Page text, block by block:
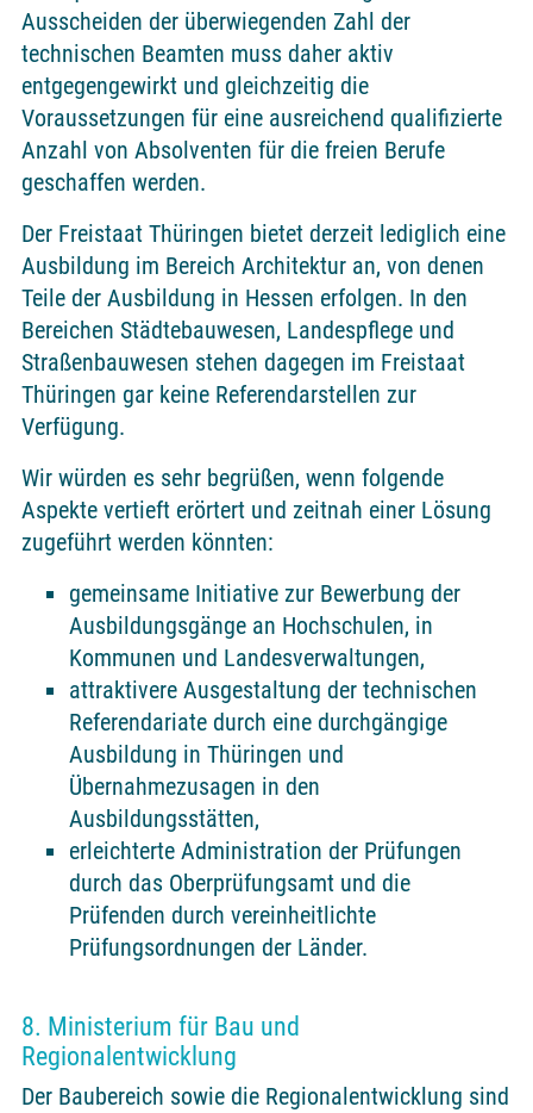
Ausscheiden der überwiegenden Zahl der
technischen Beamten muss daher aktiv
entgegengewirkt und gleichzeitig die
Voraussetzungen für eine ausreichend qualifizierte
Anzahl von Absolventen für die freien Berufe
geschaffen werden.
Der Freistaat Thüringen bietet derzeit lediglich eine
Ausbildung im Bereich Architektur an, von denen
Teile der Ausbildung in Hessen erfolgen. In den
Bereichen Städtebauwesen, Landespflege und
Straßenbauwesen stehen dagegen im Freistaat
Thüringen gar keine Referendarstellen zur
Verfügung.
Wir würden es sehr begrüßen, wenn folgende
Aspekte vertieft erörtert und zeitnah einer Lösung
zugeführt werden könnten:
gemeinsame Initiative zur Bewerbung der
Ausbildungsgänge an Hochschulen, in
Kommunen und Landesverwaltungen,
attraktivere Ausgestaltung der technischen
Referendariate durch eine durchgängige
Ausbildung in Thüringen und
Übernahmezusagen in den
Ausbildungsstätten,
erleichterte Administration der Prüfungen
durch das Oberprüfungsamt und die
Prüfenden durch vereinheitlichte
Prüfungsordnungen der Länder.
8. Ministerium für Bau und
Regionalentwicklung
Der Baubereich sowie die Regionalentwicklung sind